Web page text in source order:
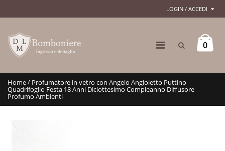
LOGIN / ACCEDI
0
Home/ Profumatore in vetro con Angelo Angioletto Puttino
Quadrifoglio Festa 18 Anni Diciottesimo Compleanno Diffusore
Profumo Ambienti